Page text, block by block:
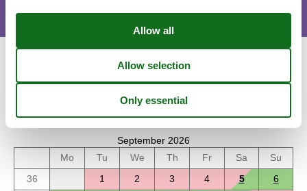
September 2026
Mo
Tu We Th Fr Sa
Su
36
1 2 3 4 5
6